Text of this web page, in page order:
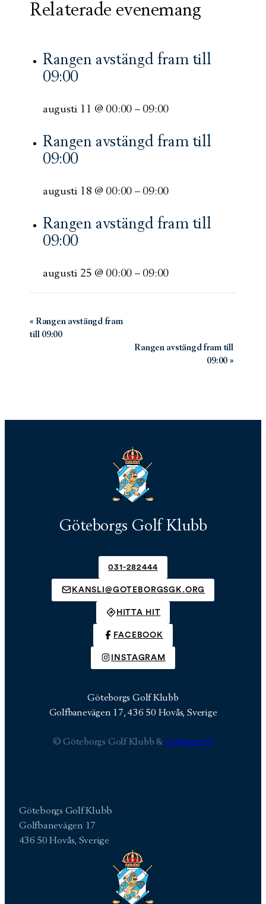
Relaterade evenemang
Rangen avstängd fram till
09:00
augusti 11 @ 00:00 – 09:00
Rangen avstängd fram till
09:00
augusti 18 @ 00:00 – 09:00
Rangen avstängd fram till
09:00
augusti 25 @ 00:00 – 09:00
Evenemang-
navigering
« Rangen avstängd fram
till 09:00
Rangen avstängd fram till
09:00 »
Göteborgs Golf Klubb
031-282444
KANSLI@GOTEBORGSGK.ORG
HITTA HIT
FACEBOOK
INSTAGRAM
Göteborgs Golf Klubb
Golfbanevägen 17, 436 50 Hovås, Sverige
© Göteborgs Golf Klubb & Golfpress™
Göteborgs Golf Klubb
Golfbanevägen 17
436 50 Hovås, Sverige